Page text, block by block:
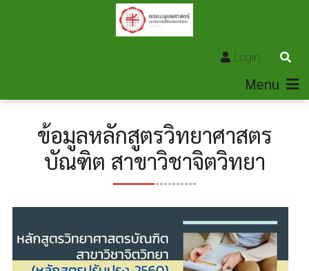
Login
Menu
ข้อมูลหลักสูตรวิทยาศาสตร
บัณฑิต สาขาวิชาจิตวิทยา